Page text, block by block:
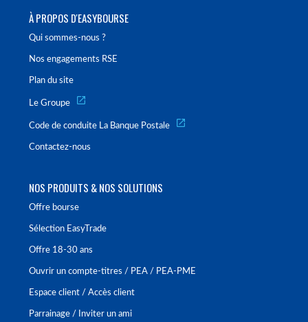
À PROPOS D'EASYBOURSE
Qui sommes-nous ?
Nos engagements RSE
Plan du site
Le Groupe
Code de conduite La Banque Postale
Contactez-nous
NOS PRODUITS & NOS SOLUTIONS
Offre bourse
Sélection EasyTrade
Offre 18-30 ans
Ouvrir un compte-titres / PEA / PEA-PME
Espace client / Accès client
Parrainage / Inviter un ami